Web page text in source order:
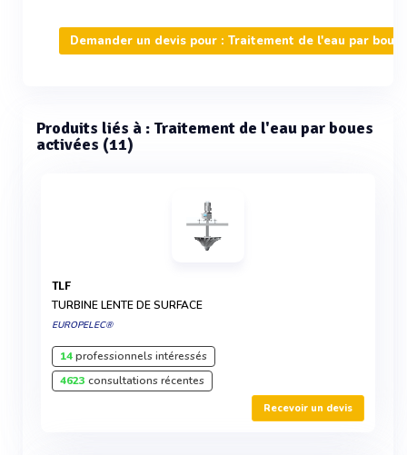
Demander un devis pour : Traitement de l'eau par
Produits liés à : Traitement de l'eau par boues
activées (11)
TLF
TURBINE LENTE DE SURFACE
EUROPELEC®
14professionnels intéressés
4623 consultations récentes
Recevoir un devis